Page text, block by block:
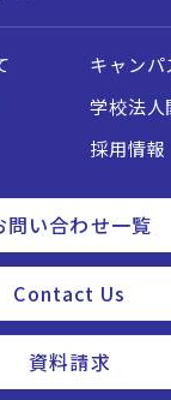
キャンパ
学校法人
採用情報
問い合わせ一覧
Contact Us
資料請求